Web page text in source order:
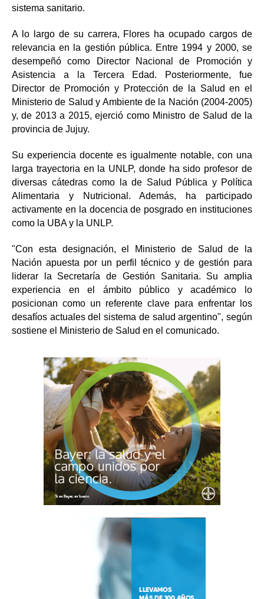
sistema sanitario.
A lo largo de su carrera, Flores ha ocupado cargos de
relevancia en la gestión pública. Entre 1994 y 2000, se
desempeñó como Director Nacional de Promoción y
Asistencia a la Tercera Edad. Posteriormente, fue
Director de Promoción y Protección de la Salud en el
Ministerio de Salud y Ambiente de la Nación (2004-2005)
y, de 2013 a 2015, ejerció como Ministro de Salud de la
provincia de Jujuy.
Su experiencia docente es igualmente notable, con una
larga trayectoria en la UNLP, donde ha sido profesor de
diversas cátedras como la de Salud Pública y Política
Alimentaria y Nutricional. Además, ha participado
activamente en la docencia de posgrado en instituciones
como la UBA y la UNLP.
"Con esta designación, el Ministerio de Salud de la
Nación apuesta por un perfil técnico y de gestión para
liderar la Secretaría de Gestión Sanitaria. Su amplia
experiencia en el ámbito público y académico lo
posicionan como un referente clave para enfrentar los
desafíos actuales del sistema de salud argentino", según
sostiene el Ministerio de Salud en el comunicado.